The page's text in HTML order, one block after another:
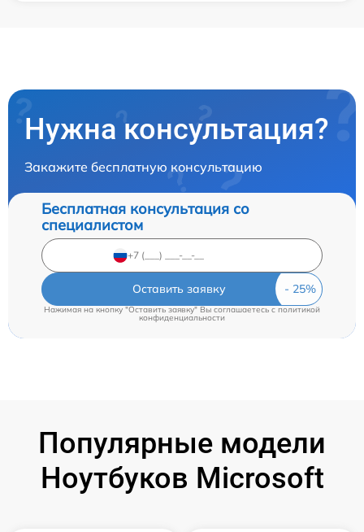
Нужна консультация?
Закажите бесплатную консультацию
Бесплатная консультация со
специалистом
Оставить заявку
Нажимая на кнопку "Оставить заявку" Вы соглашаетесь cполитикой
конфиденциальности
Популярные модели
Ноутбуков Microsoft